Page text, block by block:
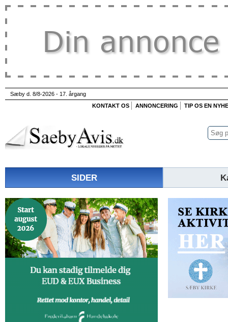
Sæby d. 8/8-2026 - 17. årgang
KONTAKT OS
ANNONCERING TIP OS EN
SIDER